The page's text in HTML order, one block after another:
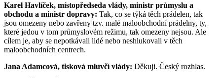
Karel Havlíček, místopředseda vlády, ministr průmyslu a
obchodu a ministr dopravy: Tak, co se týká těch prádelen, tak
jsou omezeny nebo zavřeny tzv. malé maloobchodní prádelny, ty,
které jedou v tom průmyslovém režimu, tak omezeny nejsou. Ale
cílem je, aby se nepotkávali lidé nebo neshlukovali v těch
maloobchodních centrech.
Jana Adamcová, tisková mluvčí vlády: Děkuji. Český rozhlas.